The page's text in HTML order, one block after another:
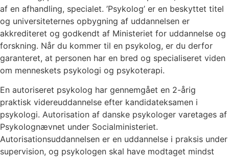
af en afhandling, specialet. ’Psykolog’ er en beskyttet titel
og universiteternes opbygning af uddannelsen er
akkrediteret og godkendt af Ministeriet for uddannelse og
forskning. Når du kommer til en psykolog, er du derfor
garanteret, at personen har en bred og specialiseret viden
om menneskets psykologi og psykoterapi.
En autoriseret psykolog har gennemgået en 2-årig
praktisk videreuddannelse efter kandidateksamen i
psykologi. Autorisation af danske psykologer varetages af
Psykolognævnet under Socialministeriet.
Autorisationsuddannelsen er en uddannelse i praksis under
supervision, og psykologen skal have modtaget mindst